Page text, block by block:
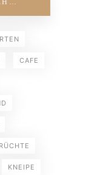
CAFE
KNEIPE